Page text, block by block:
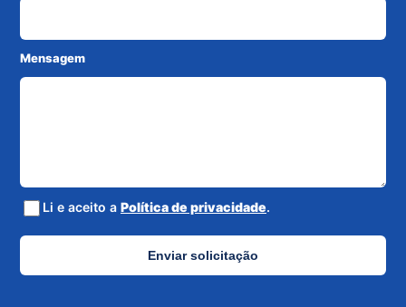
Mensagem
Li e aceito a Política de privacidade.
Enviar solicitação